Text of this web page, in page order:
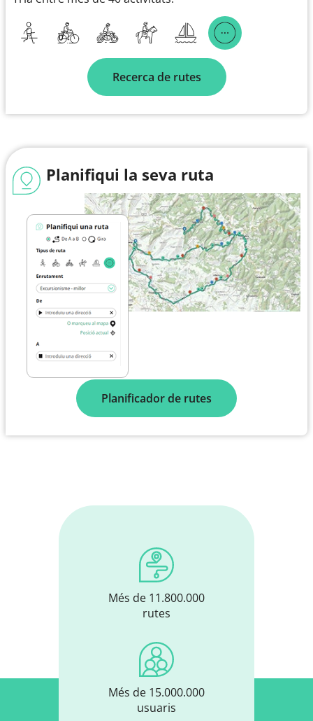
Recerca de rutes
Planifiqui la seva ruta
Planificador de rutes
Més de 11.800.000
rutes
Més de 15.000.000
usuaris